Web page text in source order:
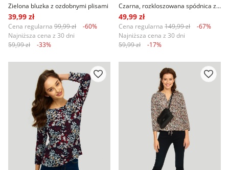
Zielona bluzka z ozdobnymi plisami
39,99 zł
Cena regularna 99,99 zł
-60%
Najniższa cena z 30 dni
59,99 zł
-33%
Czarna, rozkloszowana spódnica z eko skóry
49,99 zł
Cena regularna 149,99 zł
-67%
Najniższa cena z 30 dni
59,99 zł
-17%